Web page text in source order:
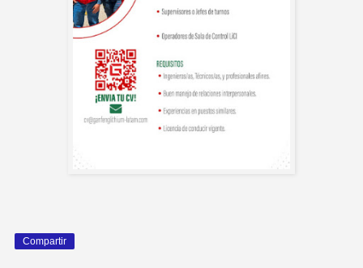
Compartir